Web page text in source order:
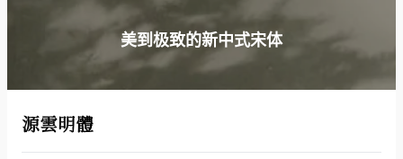
美到极致的新中式宋体
源雲明體